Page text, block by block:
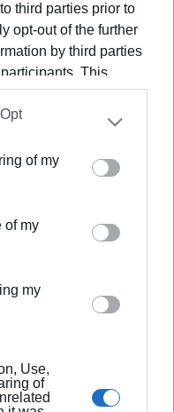
third parties prior to
opt-out of the further
by third parties
This
by us to third parties
Participants
that may
uses one or more
and store information
or deny consent to
use your data for
of my
of my
my
Use,
of
Νησιά στο ΒΔ άκρο
οποία πολλές φορές
η ζωή εκεί με
αυτά νησιά μας, θα
και ειδικά το
κατά 30%
Ερείκουσα και
τον στόχο εθνικής
και πράξη
τους εκεί ακρίτες μας,